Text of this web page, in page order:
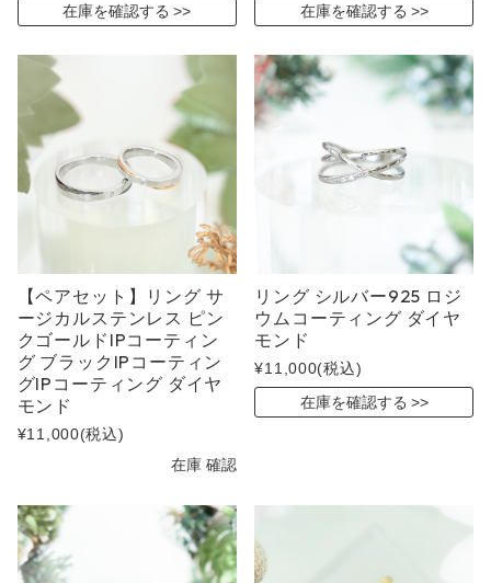
在庫を確認する
在庫を確認する
【ペアセット】リング サ
ージカルステンレス ピン
クゴールドIPコーティン
グ ブラックIPコーティン
グIPコーティング ダイヤ
モンド
¥11,000(税込)
在庫 確認
リング シルバー925 ロジ
ウムコーティング ダイヤ
モンド
¥11,000(税込)
在庫を確認する